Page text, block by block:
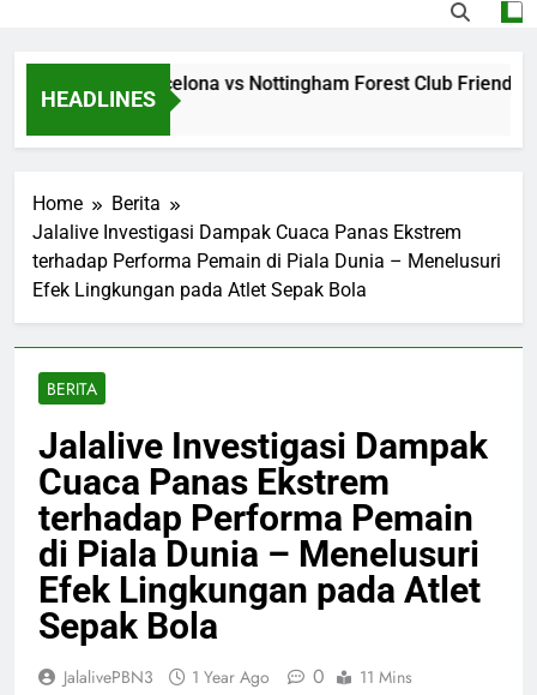
HEADLINES
Jalalive Barcelona vs Nottingham Forest Club Friendly
Home
Berita
Jalalive Investigasi Dampak Cuaca Panas Ekstrem
terhadap Performa Pemain di Piala Dunia – Menelusuri
Efek Lingkungan pada Atlet Sepak Bola
BERITA
Jalalive Investigasi Dampak
Cuaca Panas Ekstrem
terhadap Performa Pemain
di Piala Dunia – Menelusuri
Efek Lingkungan pada Atlet
Sepak Bola
JalalivePBN3 1 Year Ago 0 11 Mins